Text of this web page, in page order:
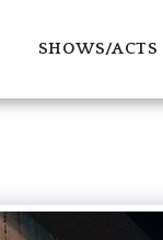
SHOWS/ACTS